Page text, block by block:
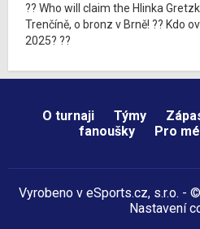
?? Who will claim the Hlinka
Trenčíně, o bronz v Brně! ?? Kdo
2025? ??
O turnaji Týmy
fanoušky
Pro
Vyrobeno v eSports.cz, s.r.o. -
Nastavení